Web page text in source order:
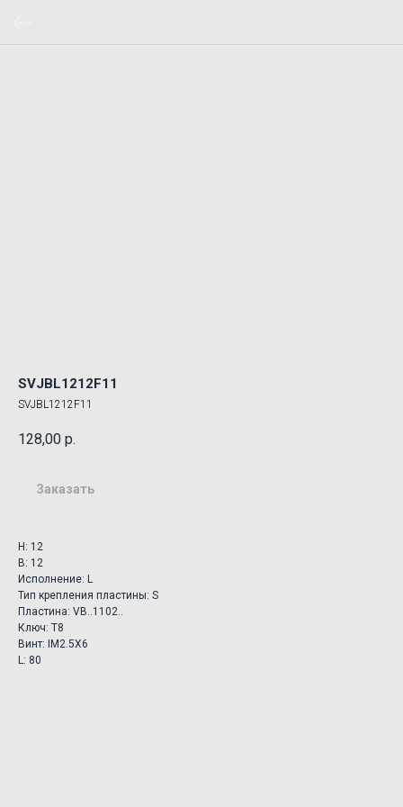
SVJBL1212F11
SVJBL1212F11
128,00 р.
Заказать
H: 12
B: 12
Исполнение: L
Тип крепления пластины: S
Пластина: VB..1102..
Ключ: T8
Винт: IM2.5X6
L: 80